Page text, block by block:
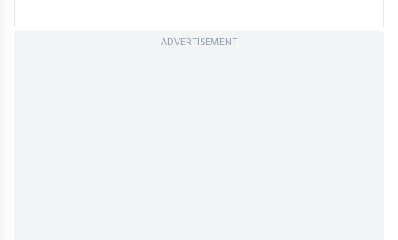
ADVERTISEMENT